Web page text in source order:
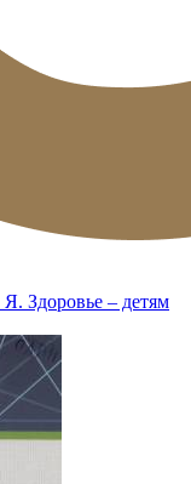
Здоровье – детям